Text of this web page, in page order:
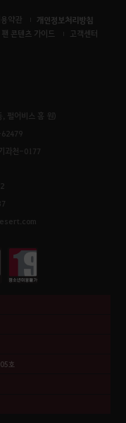
약관 개인정보처리방침
팬 콘텐츠 가이드
고객센터
, 펄어비스 홈 원)
과천-0177
호